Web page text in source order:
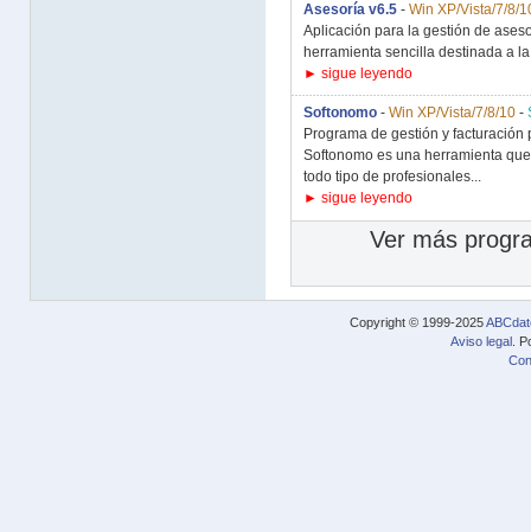
Asesoría v6.5 - Win XP/Vista/7/8/
Aplicación para la gestión de
herramienta sencilla destinada a
► sigue leyendo
Softonomo - Win XP/Vista/7/8/10 -
Programa de gestión y
Softonomo es una herramienta
todo tipo de profesionales...
► sigue leyendo
Ver más
Copyright © 1999-2025
Aviso legal .